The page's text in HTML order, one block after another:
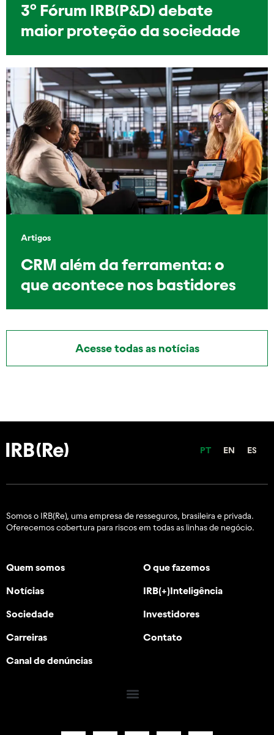
3º Fórum IRB(P&D) debate
maior proteção da sociedade
Artigos
CRM além da ferramenta: o
que acontece nos bastidores
Acesse todas as notícias
PT EN ES
Somos o IRB(Re), uma empresa de resseguros, brasileira e privada.
Oferecemos cobertura para riscos em todas as linhas de negócio.
Quem somos O que fazemos
Notícias IRB(+)Inteligência
Sociedade Investidores
Carreiras Contato
Canal de denúncias